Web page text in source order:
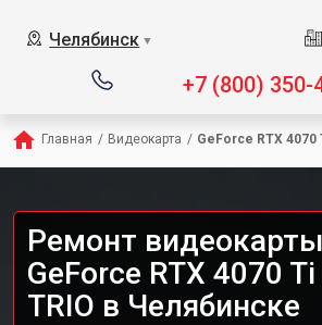
Челябинск ▼
+7 (800) 350-
Главная / Видеокарта / GeForce RTX 4070
Ремонт
GeForce RTX 4070
TRIO в Челябинске